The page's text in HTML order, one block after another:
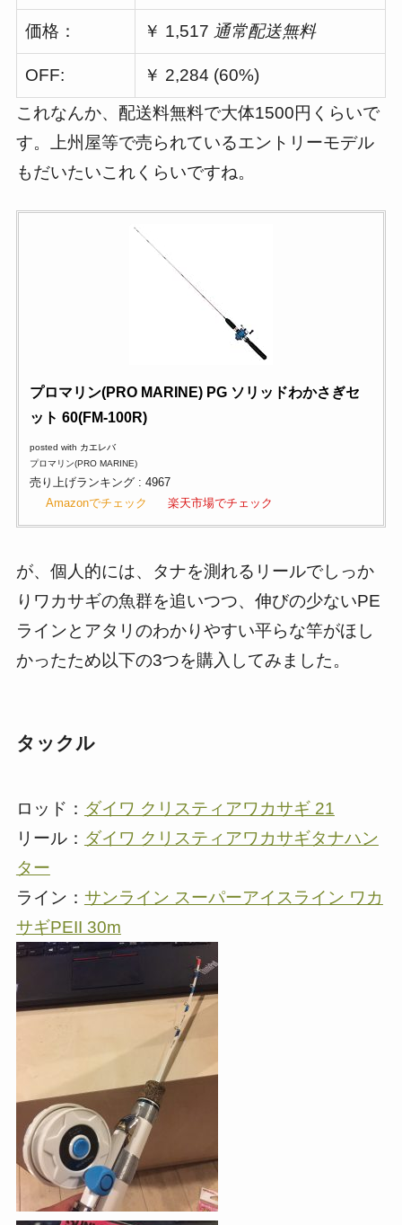
価格： ￥ 1,517 通常配送無料
OFF:
￥ 2,284 (60%)
これなんか、配送料無料で大体1500円くらいで
す。上州屋等で売られているエントリーモデル
もだいたいこれくらいですね。
プロマリン(PRO MARINE) PG ソリッドわかさぎセ
ット 60(FM-100R)
posted with カエレバ
プロマリン(PRO MARINE)
売り上げランキング : 4967
Amazonでチェック
楽天市場でチェック
が、個人的には、タナを測れるリールでしっか
りワカサギの魚群を追いつつ、伸びの少ないPE
ラインとアタリのわかりやすい平らな竿がほし
かったため以下の3つを購入してみました。
タックル
ロッド： ダイワ クリスティアワカサギ 21
リール： ダイワ クリスティアワカサギタナハン
ター
ライン： サンライン スーパーアイスライン ワカ
サギPEII 30m